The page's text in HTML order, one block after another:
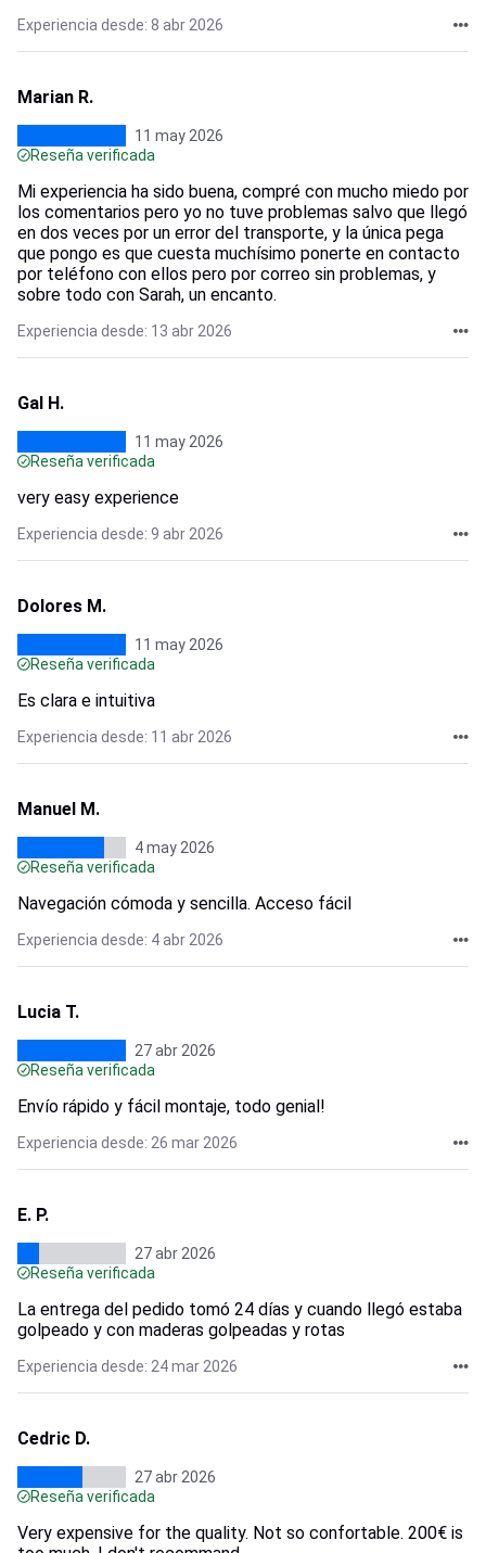
Experiencia desde: 8 abr 2026
Marian R.
11 may 2026
Reseña verificada
Mi experiencia ha sido buena, compré con mucho miedo por
los comentarios pero yo no tuve problemas salvo que llegó
en dos veces por un error del transporte, y la única pega
que pongo es que cuesta muchísimo ponerte en contacto
por teléfono con ellos pero por correo sin problemas, y
sobre todo con Sarah, un encanto.
Experiencia desde: 13 abr 2026
Gal H.
11 may 2026
Reseña verificada
very easy experience
Experiencia desde: 9 abr 2026
Dolores M.
11 may 2026
Reseña verificada
Es clara e intuitiva
Experiencia desde: 11 abr 2026
Manuel M.
4 may 2026
Reseña verificada
Navegación cómoda y sencilla. Acceso fácil
Experiencia desde: 4 abr 2026
Lucia T.
27 abr 2026
Reseña verificada
Envío rápido y fácil montaje, todo genial!
Experiencia desde: 26 mar 2026
E. P.
27 abr 2026
Reseña verificada
La entrega del pedido tomó 24 días y cuando llegó estaba
golpeado y con maderas golpeadas y rotas
Experiencia desde: 24 mar 2026
Cedric D.
27 abr 2026
Reseña verificada
Very expensive for the quality. Not so confortable. 200€ is